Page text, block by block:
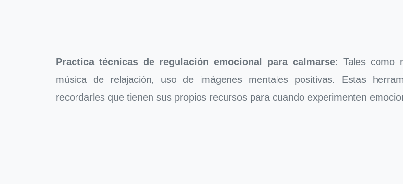
Practica técnicas de regulación emocional para calmarse: Tales como
música de relajación, uso de imágenes mentales positivas. Estas
recordarles que tienen sus propios recursos para cuando experimenten